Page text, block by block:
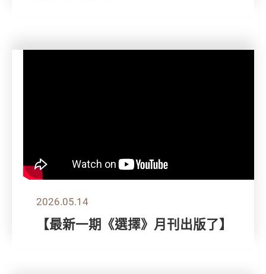
2026.05.14
【最新一期《選擇》月刊出版了】